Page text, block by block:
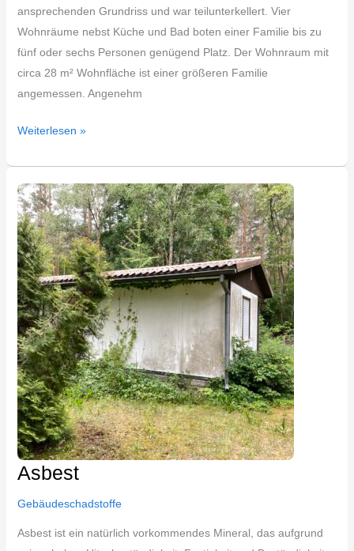
ansprechenden Grundriss und war teilunterkellert. Vier
Wohnräume nebst Küche und Bad boten einer Familie bis zu
fünf oder sechs Personen genügend Platz. Der Wohnraum mit
circa 28 m² Wohnfläche ist einer größeren Familie
angemessen. Angenehm
Weiterlesen »
Asbest
Gebäudeschadstoffe
Asbest ist ein natürlich vorkommendes Mineral, das aufgrund